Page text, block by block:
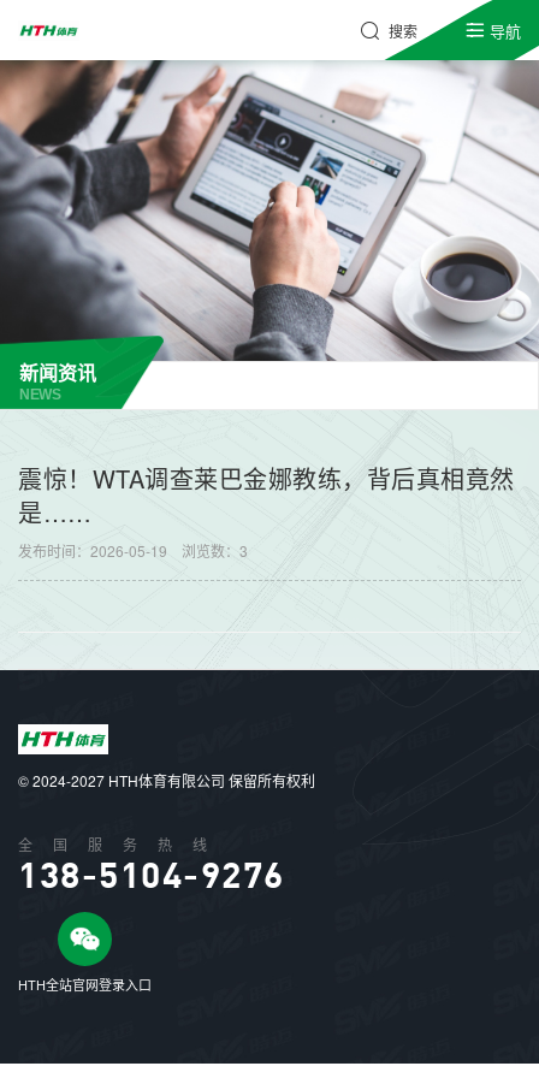
搜索 导航
新闻资讯
NEWS
震惊！WTA调查莱巴金娜教练，背后真相竟然
是……
发布时间：2026-05-19 浏览数： 3
© 2024-2027 HTH体育有限公司 保留所有权利
全国服务热线
138-5104-9276
HTH全站官网登录入口